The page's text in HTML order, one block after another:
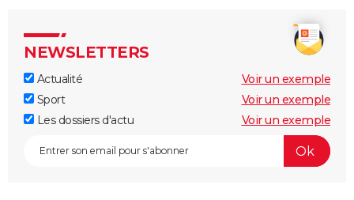
NEWSLETTERS
Actualité
Voir un exemple
Sport
Voir un exemple
Les dossiers d'actu
Voir un exemple